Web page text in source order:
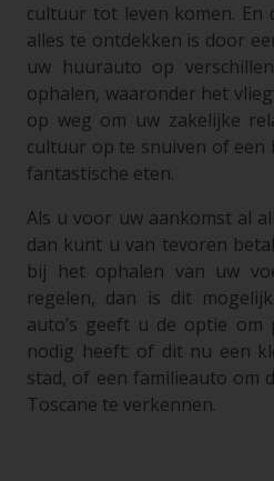
cultuur tot leven komen. En
alles te ontdekken is door
uw huurauto op
ophalen, waaronder het
op weg om uw zakelijke
cultuur op te snuiven of een
fantastische eten.
Als u voor uw aankomst al
dan kunt u van tevoren
bij het ophalen van uw
regelen, dan is dit
auto’s geeft u de optie
nodig heeft: of dit nu een
stad, of een familieauto om
Toscane te verkennen.